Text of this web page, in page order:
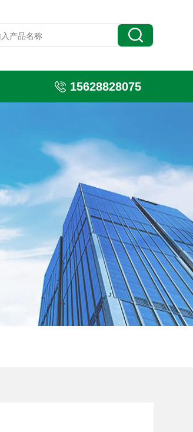
15628828075